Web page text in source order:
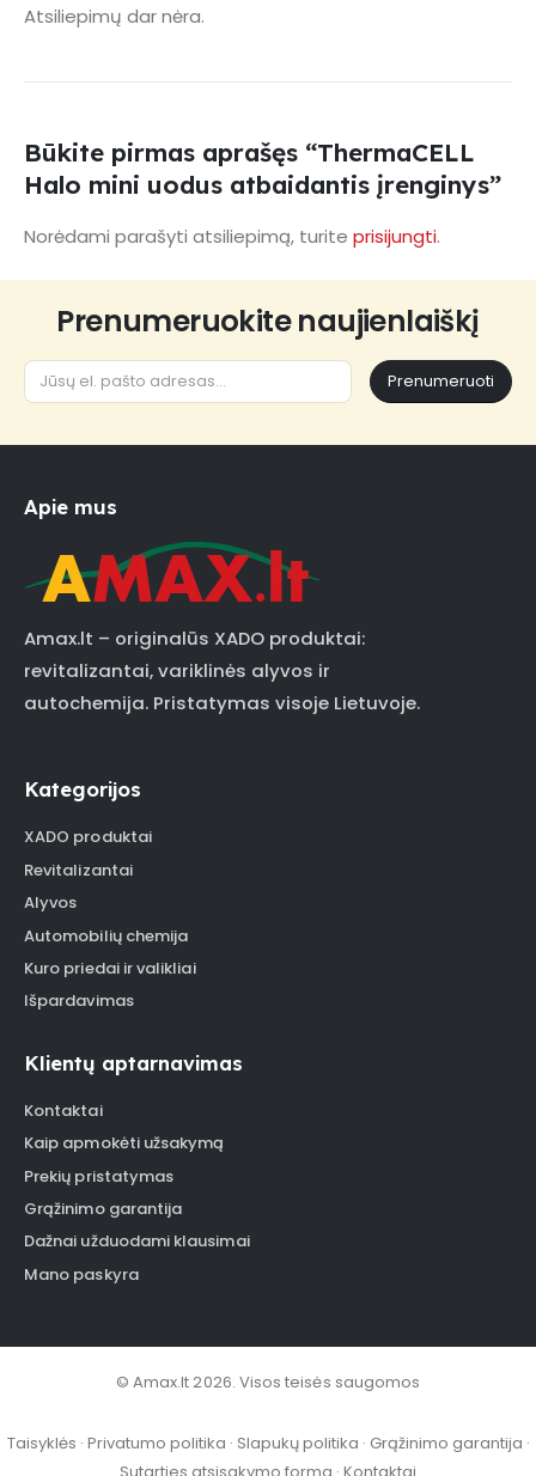
Atsiliepimų dar nėra.
Būkite pirmas aprašęs “ThermaCELL
Halo mini uodus atbaidantis įrenginys”
Norėdami parašyti atsiliepimą, turite prisijungti.
Prenumeruokite naujienlaiškį
Prenumeruoti
Apie mus
Amax.lt – originalūs XADO produktai:
revitalizantai, variklinės alyvos ir
autochemija. Pristatymas visoje Lietuvoje.
Kategorijos
XADO produktai
Revitalizantai
Alyvos
Automobilių chemija
Kuro priedai ir valikliai
Išpardavimas
Klientų aptarnavimas
Kontaktai
Kaip apmokėti užsakymą
Prekių pristatymas
Grąžinimo garantija
Dažnai užduodami klausimai
Mano paskyra
© Amax.lt 2026. Visos teisės saugomos
Taisyklės · Privatumo politika · Slapukų politika · Grąžinimo garantija ·